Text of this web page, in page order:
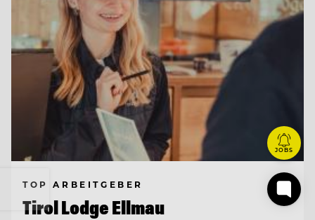
TOP ARBEITGEBER
Tirol Lodge Ellmau
JOBS